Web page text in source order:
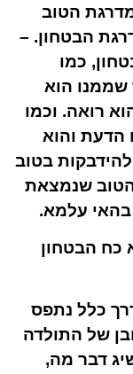
הטוב
הבטחון. –
כמו
הוא
רואה. וכמו
והוא
בטוב
הטוב שנמצאת
בהאי עלמא.
כח הבטחון
כלל נתפס
של התולדה
דבר מה,